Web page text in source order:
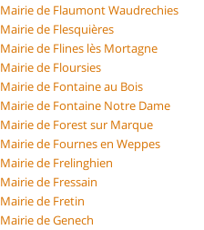
Mairie de Flaumont Waudrechies
Mairie de Flesquières
Mairie de Flines lès Mortagne
Mairie de Floursies
Mairie de Fontaine au Bois
Mairie de Fontaine Notre Dame
Mairie de Forest sur Marque
Mairie de Fournes en Weppes
Mairie de Frelinghien
Mairie de Fressain
Mairie de Fretin
Mairie de Genech